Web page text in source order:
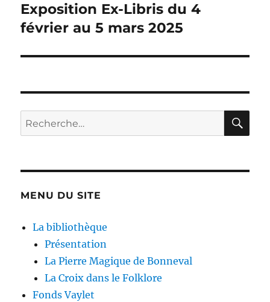
Publication
suivante :
Exposition Ex-Libris du 4
février au 5 mars 2025
Recherche
pour :
MENU DU SITE
La bibliothèque
Présentation
La Pierre Magique de Bonneval
La Croix dans le Folklore
Fonds Vaylet